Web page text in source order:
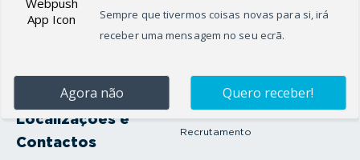
Oficina
Onde Estamos
Localizações e
Contactos
Seguros Protector
Artigos e Notícias
Recrutamento